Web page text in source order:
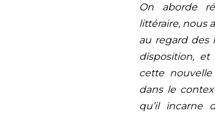
On aborde
littéraire, nous
au regard des
disposition, et
cette
dans le
qu’il incarne